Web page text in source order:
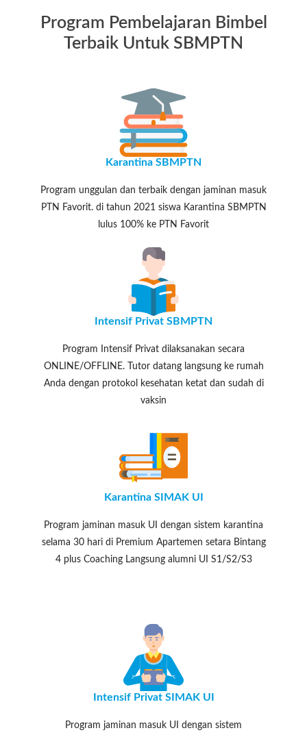
Program Pembelajaran Bimbel
Terbaik Untuk SBMPTN
Karantina SBMPTN
Program unggulan dan terbaik dengan jaminan masuk
PTN Favorit. di tahun 2021 siswa Karantina SBMPTN
lulus 100% ke PTN Favorit
Intensif Privat SBMPTN
Program Intensif Privat dilaksanakan secara
ONLINE/OFFLINE. Tutor datang langsung ke rumah
Anda dengan protokol kesehatan ketat dan sudah di
vaksin
Karantina SIMAK UI
Program jaminan masuk UI dengan sistem karantina
selama 30 hari di Premium Apartemen setara Bintang
4 plus Coaching Langsung alumni UI S1/S2/S3
Intensif Privat SIMAK UI
Program jaminan masuk UI dengan sistem